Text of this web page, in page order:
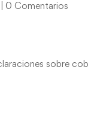
0 Comentarios
sobre